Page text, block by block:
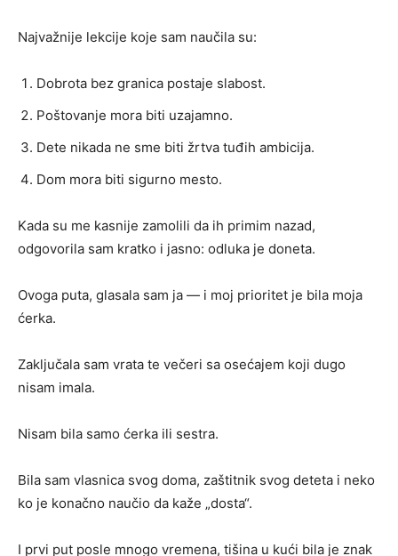
Najvažnije lekcije koje sam naučila su:
Dobrota bez granica postaje slabost.
Poštovanje mora biti uzajamno.
Dete nikada ne sme biti žrtva tuđih ambicija.
Dom mora biti sigurno mesto.
Kada su me kasnije zamolili da ih primim nazad,
odgovorila sam kratko i jasno: odluka je doneta.
Ovoga puta, glasala sam ja — i moj prioritet je bila moja
ćerka.
Zaključala sam vrata te večeri sa osećajem koji dugo
nisam imala.
Nisam bila samo ćerka ili sestra.
Bila sam vlasnica svog doma, zaštitnik svog deteta i neko
ko je konačno naučio da kaže „dosta“.
I prvi put posle mnogo vremena, tišina u kući bila je znak